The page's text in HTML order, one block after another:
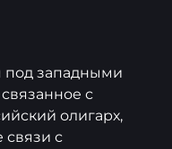
под западными
с
олигарх,
с